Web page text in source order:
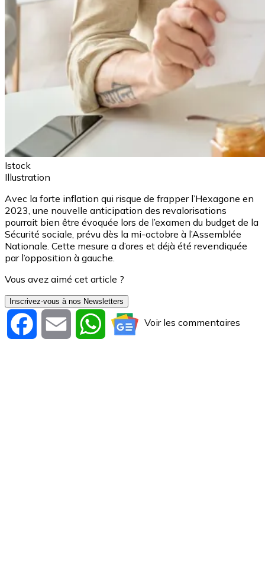
Istock
Illustration
Avec la forte inflation qui risque de frapper l’Hexagone en
2023, une nouvelle anticipation des revalorisations
pourrait bien être évoquée lors de l’examen du budget de la
Sécurité sociale, prévu dès la mi-octobre à l’Assemblée
Nationale. Cette mesure a d’ores et déjà été revendiquée
par l’opposition à gauche.
Vous avez aimé cet article ?
Inscrivez-vous à nos Newsletters
Facebook Email WhatsAppVoir les commentaires